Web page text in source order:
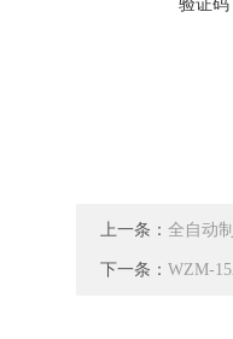
上一条： 全自动
下一条： WZM-